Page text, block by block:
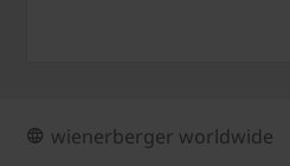
wienerberger worldwide